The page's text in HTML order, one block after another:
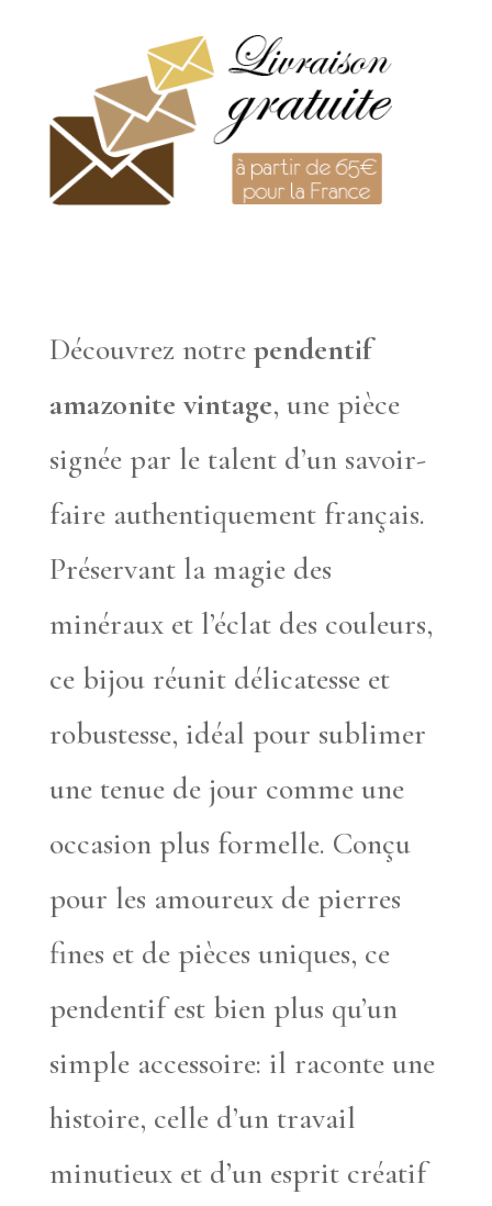
Découvrez notre pendentif
amazonite vintage, une pièce
signée par le talent d’un savoir-
faire authentiquement français.
Préservant la magie des
minéraux et l’éclat des couleurs,
ce bijou réunit délicatesse et
robustesse, idéal pour sublimer
une tenue de jour comme une
occasion plus formelle. Conçu
pour les amoureux de pierres
fines et de pièces uniques, ce
pendentif est bien plus qu’un
simple accessoire: il raconte une
histoire, celle d’un travail
minutieux et d’un esprit créatif